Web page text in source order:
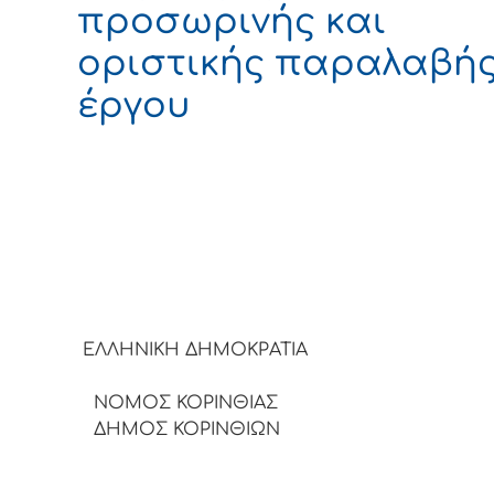
προσωρινής και
οριστικής
έργου
ΕΛΛΗΝΙΚΗ
ΝΟΜΟΣ ΚΟΡΙΝΘΙΑΣ
ΔΗΜΟΣ ΚΟΡΙΝΘΙΩΝ